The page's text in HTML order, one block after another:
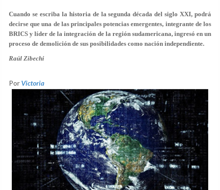
Cuando se escriba la historia de la segunda década del siglo XXI, podrá
decirse que una de las principales potencias emergentes, integrante de los
BRICS y líder de la integración de la región sudamericana, ingresó en un
proceso de demolición de sus posibilidades como nación independiente.
Raúl Zibechi
Por Victoria